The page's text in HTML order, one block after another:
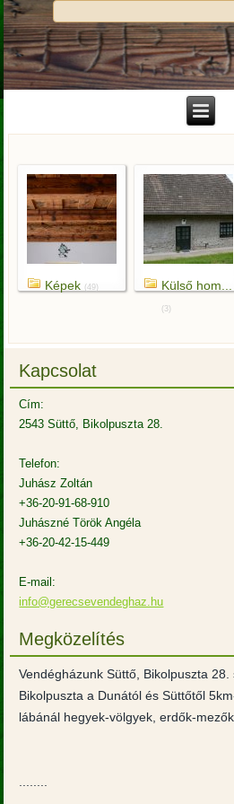
Képek (49) Külső hom...
(3)
Kapcsolat
Cím:
2543 Süttő, Bikolpuszta 28.
Telefon:
Juhász Zoltán
+36-20-91-68-910
Juhászné Török Angéla
+36-20-42-15-449
E-mail:
info@gerecsevendeghaz.hu
Megközelítés
Vendégházunk Süttő, Bikolpuszta
Bikolpuszta a Dunától és Süttőtől
lábánál hegyek-völgyek, erdők-
........